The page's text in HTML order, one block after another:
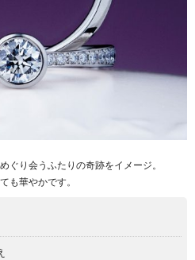
ぐり会うふたりの奇跡をイメージ。
も華やかです。